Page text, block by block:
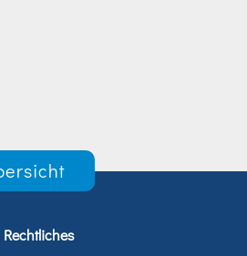
Rechtliches